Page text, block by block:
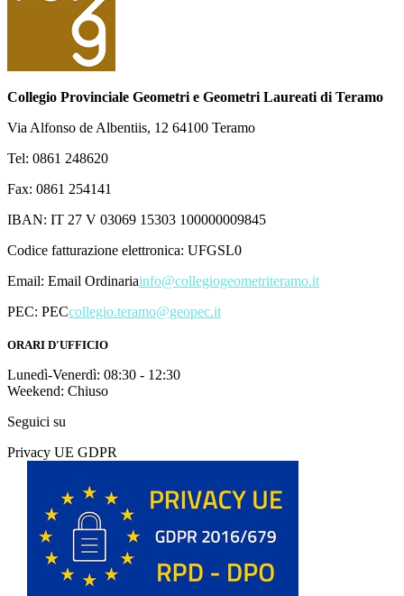
Collegio Provinciale Geometri e Geometri Laureati di Teramo
Via Alfonso de Albentiis, 12 64100 Teramo
Tel: 0861 248620
Fax: 0861 254141
IBAN: IT 27 V 03069 15303 100000009845
Codice fatturazione elettronica: UFGSL0
Email: Email Ordinariainfo@collegiogeometriteramo.it
PEC: PECcollegio.teramo@geopec.it
ORARI D'UFFICIO
Lunedì-Venerdì: 08:30 - 12:30
Weekend: Chiuso
Seguici su
Privacy UE GDPR